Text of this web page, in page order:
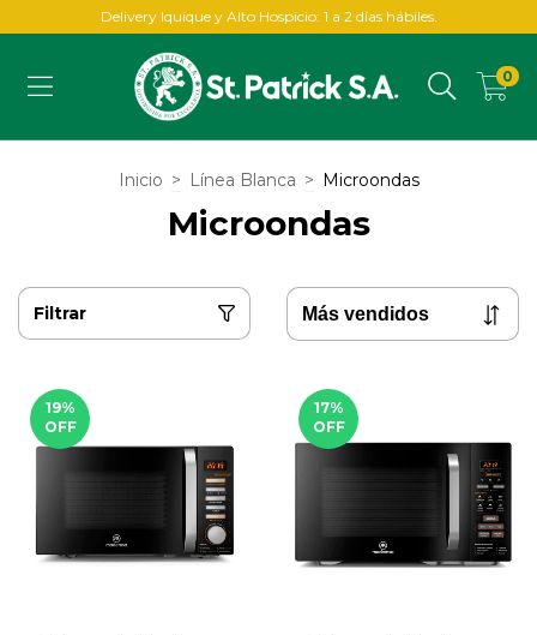
Delivery Iquique y Alto Hospicio: 1 a 2 días hábiles.
0
Inicio > Línea Blanca > Microondas
Microondas
Filtrar
19%
OFF
17%
OFF